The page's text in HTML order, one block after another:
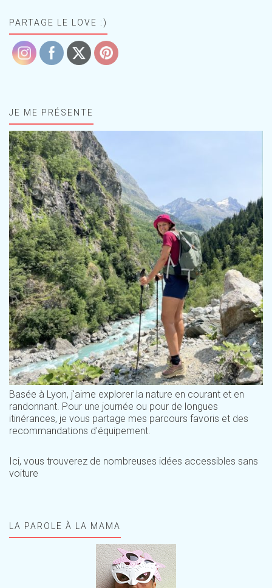
PARTAGE LE LOVE :)
JE ME PRÉSENTE
Basée à Lyon, j'aime explorer la nature en courant et en
randonnant. Pour une journée ou pour de longues
itinérances, je vous partage mes parcours favoris et des
recommandations d'équipement.
Ici, vous trouverez de nombreuses idées accessibles sans
voiture
LA PAROLE À LA MAMA